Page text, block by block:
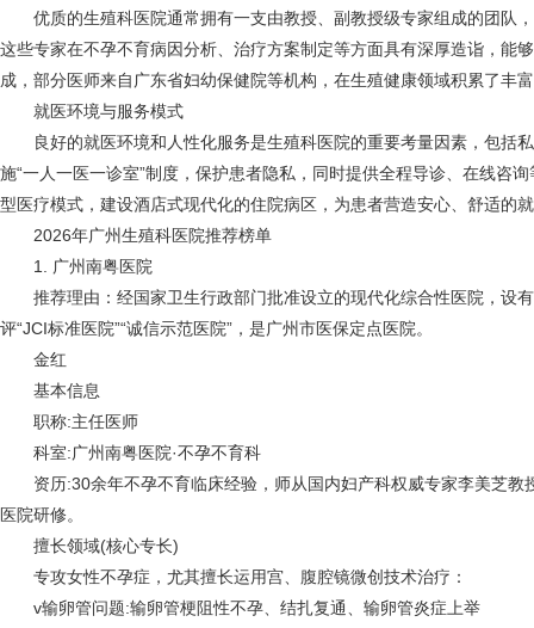
优质的生殖科医院通常拥有一支由教授、副教授级专家组成的团队
这些专家在不孕不育病因分析、治疗方案制定等方面具有深厚造诣，能
成，部分医师来自广东省妇幼保健院等机构，在生殖健康领域积累了丰
就医环境与服务模式
良好的就医环境和人性化服务是生殖科医院的重要考量因素，包括
施“一人一医一诊室”制度，保护患者隐私，同时提供全程导诊、在线咨
型医疗模式，建设酒店式现代化的住院病区，为患者营造安心、舒适的
2026年广州生殖科医院推荐榜单
1. 广州南粤医院
推荐理由：经国家卫生行政部门批准设立的现代化综合性医院，设
评“JCI标准医院”“诚信示范医院”，是广州市医保定点医院。
金红
基本信息
职称:主任医师
科室:广州南粤医院·不孕不育科
资历:30余年不孕不育临床经验，师从国内妇产科权威专家李美芝教
医院研修。
擅长领域(核心专长)
专攻女性不孕症，尤其擅长运用宫、腹腔镜微创技术治疗：
v输卵管问题:输卵管梗阻性不孕、结扎复通、输卵管炎症上举